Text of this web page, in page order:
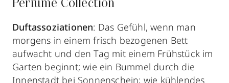
Perfume Collection
Duftassoziationen: Das Gefühl, wenn man
morgens in einem frisch bezogenen Bett
aufwacht und den Tag mit einem Frühstück im
Garten beginnt; wie ein Bummel durch die
Innenstadt bei Sonnenschein; wie kühlendes